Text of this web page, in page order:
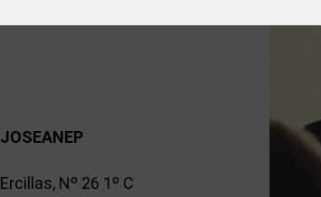
JOSEANEP
Ercillas, Nº 26 1º C